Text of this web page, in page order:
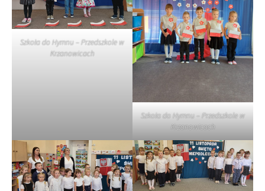
Szkoła do Hymnu – Przedszkole w
Krzanowicach
Szkoła do Hymnu – Przedszkole w
Krzanowicach